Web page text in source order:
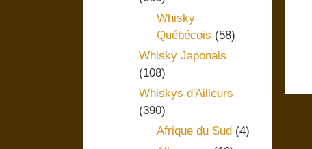
Whisky
Québécois (58)
Whisky Japonais
(108)
Whiskys d'Ailleurs
(390)
Afrique du Sud(4)